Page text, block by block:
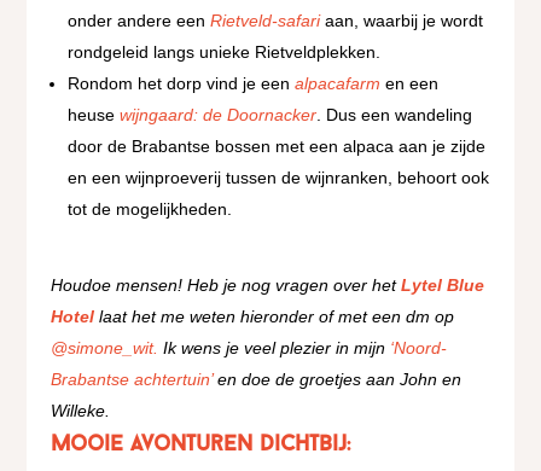
onder andere eenRietveld-safariaan, waarbij je wordt
rondgeleid langs unieke Rietveldplekken.
Rondom het dorp vind je eenalpacafarm en een
heusewijngaard: de Doornacker . Dus een wandeling
door de Brabantse bossen met een alpaca aan je zijde
en een wijnproeverij tussen de wijnranken, behoort ook
tot de mogelijkheden.
Houdoe mensen! Heb je nog vragen over hetLytel Blue
Hotel laat het me weten hieronder of met een dm op
@simone_wit. Ik wens je veel plezier in mijn ‘Noord-
Brabantse achtertuin’en doe de groetjes aan John en
Willeke.
Mooie avonturen dichtbij: